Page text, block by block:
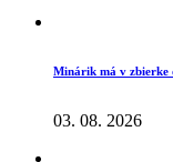
Minárik má v zbierke
03. 08. 2026